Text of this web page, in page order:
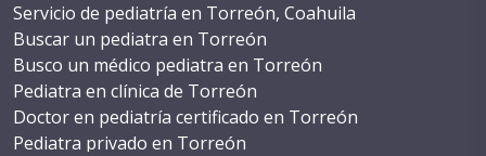
Servicio de pediatría en Torreón, Coahuila
Buscar un pediatra en Torreón
Busco un médico pediatra en Torreón
Pediatra en clínica de Torreón
Doctor en pediatría certificado en Torreón
Pediatra privado en Torreón